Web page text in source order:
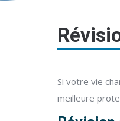
Si votre vie
meilleure